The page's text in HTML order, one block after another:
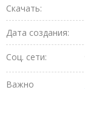
Скачать:
Дата создания:
Соц. сети:
Важно